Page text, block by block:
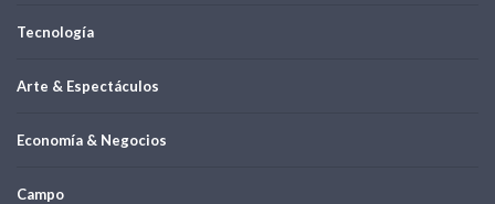
Tecnología
Arte & Espectáculos
Economía & Negocios
Campo